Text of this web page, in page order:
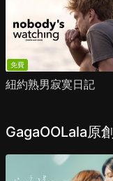
免費
紐約熟男寂寞日記
GagaOOLala原創